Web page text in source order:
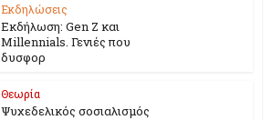
Εκδηλώσεις
Εκδήλωση: Gen Z και
Millennials. Γενιές που
δυσφορ
Θεωρία
Ψυχεδελικός σοσιαλισμός